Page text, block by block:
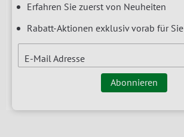
Erfahren Sie zuerst von Neuheiten
Rabatt-Aktionen exklusiv vorab für Sie
E-Mail Adresse
Abonnieren